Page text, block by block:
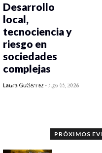
0 veces compartido
Desarrollo
local,
tecnociencia y
riesgo en
sociedades
complejas
Laura Gutiérrez -Ago 05, 2026
PRÓXIMOS